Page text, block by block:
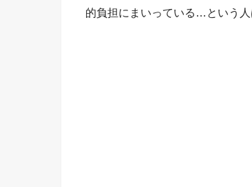
的負担にまいっている…という人